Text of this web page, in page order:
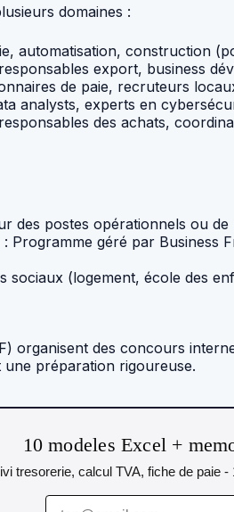
domaines :
automatisation, construction
export, business
de paie, recruteurs
analysts, experts en
des achats,
des postes opérationnels ou de
: Programme géré par Business
sociaux (logement, école des
organisent des concours
préparation rigoureuse.
10 modeles Excel +
tresorerie, calcul TVA, fiche de paie